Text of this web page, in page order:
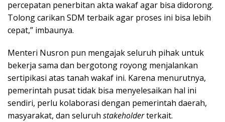
percepatan penerbitan akta wakaf agar bisa didorong.
Tolong carikan SDM terbaik agar proses ini bisa lebih
cepat,” imbaunya.
Menteri Nusron pun mengajak seluruh pihak untuk
bekerja sama dan bergotong royong menjalankan
sertipikasi atas tanah wakaf ini. Karena menurutnya,
pemerintah pusat tidak bisa menyelesaikan hal ini
sendiri, perlu kolaborasi dengan pemerintah daerah,
masyarakat, dan seluruh stakeholderterkait.